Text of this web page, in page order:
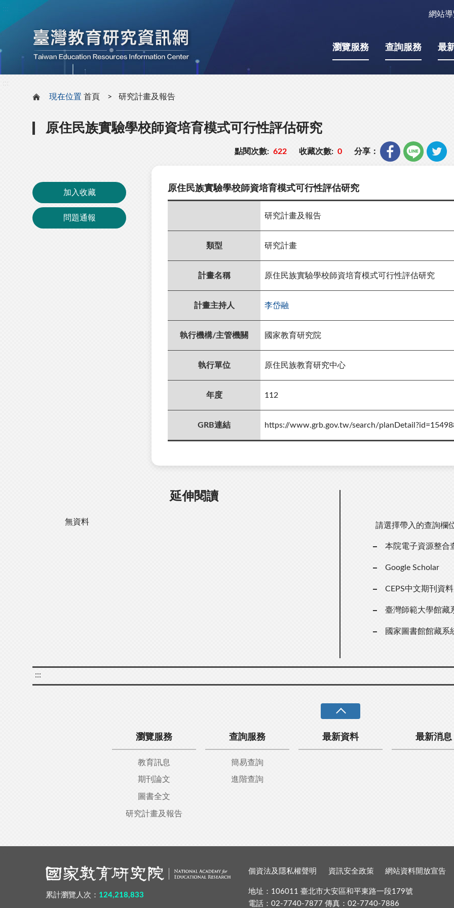
網站
瀏覽服務 查詢服務 最
現在位置 首頁 研究計畫及報告
原住民族實驗學校師資培育模式可行性評估研究
點閱次數: 622 收藏次數: 0 分享：
加入收藏
問題通報
原住民族實驗學校師資培育模式可行性評估研究
研究計畫及報告
類型 研究計畫
計畫名稱 原住民族實驗學校師資培育模式可行性評估研究
計畫主持人 李岱融
執行機構/主管機關 國家教育研究院
執行單位 原住民族教育研究中心
年度 112
GRB連結 https://www.grb.gov.tw/search/
延伸閱讀
無資料 請選擇帶入的查詢欄
本院電子資源整合
Google Scholar
CEPS中文期刊資
臺灣師範大學館藏
國家圖書館館藏系
:::
瀏覽服務
教育訊息
期刊論文
圖書全文
研究計畫及報告
查詢服務
簡易查詢
進階查詢
最新資料 最新消息
累計瀏覽人次： 124,218,833
個資法及隱私權聲明 資訊安全政策 網站資料開放宣告
地址：106011 臺北市大安區和平東路一段179號
電話：02-7740-7877 傳真：02-7740-7886